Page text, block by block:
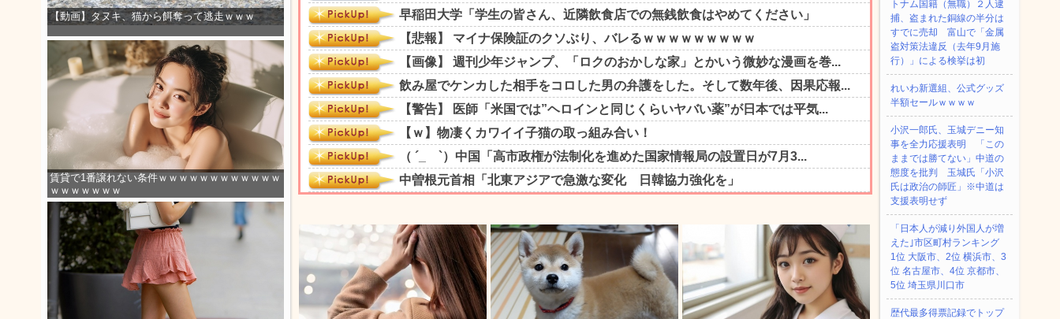
【動画】タヌキ、猫から餌奪って逃走ｗｗｗ
賃貸で1番譲れない条件ｗｗｗｗｗｗｗｗｗｗｗｗ
ｗｗｗｗｗｗｗ
トナム国籍（無職）２人逮
捕、盗まれた銅線の半分は
すでに売却 富山で「金属
盗対策法違反（去年9月施
行）」による検挙は初
れいわ新選組、公式グッズ
半額セールｗｗｗｗ
小沢一郎氏、玉城デニー知
事を全力応援表明 「この
ままでは勝てない」中道の
態度を批判 玉城氏「小沢
氏は政治の師匠」※中道は
支援表明せず
「日本人が減り外国人が増
えた｣市区町村ランキング
1位 大阪市、2位 横浜市、3
位 名古屋市、4位 京都市、
5位 埼玉県川口市
歴代最多得票記録でトップ